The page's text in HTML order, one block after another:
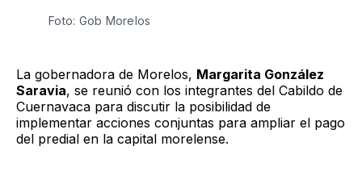
Foto: Gob Morelos
La gobernadora de Morelos, Margarita González
Saravia, se reunió con los integrantes del Cabildo de
Cuernavaca para discutir la posibilidad de
implementar acciones conjuntas para ampliar el pago
del predial en la capital morelense.